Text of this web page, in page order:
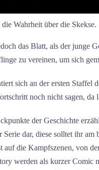
Wahrheit über die Skekse.
das Blatt, als der junge
zu vereinen, um sich
sich an der ersten
noch nicht sagen, da
der Geschichte
Serie dar, diese solltet ihr
auf die Kampfszenen, von
werden als kurzer Comic